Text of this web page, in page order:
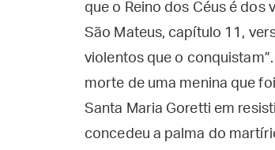
que o Reino dos Céus é dos
São Mateus, capítulo 11,
violentos que o
morte de uma menina que
Santa Maria Goretti em
concedeu a palma do